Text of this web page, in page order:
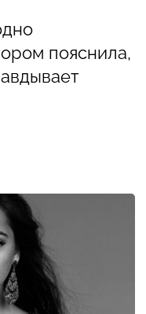
пояснила,